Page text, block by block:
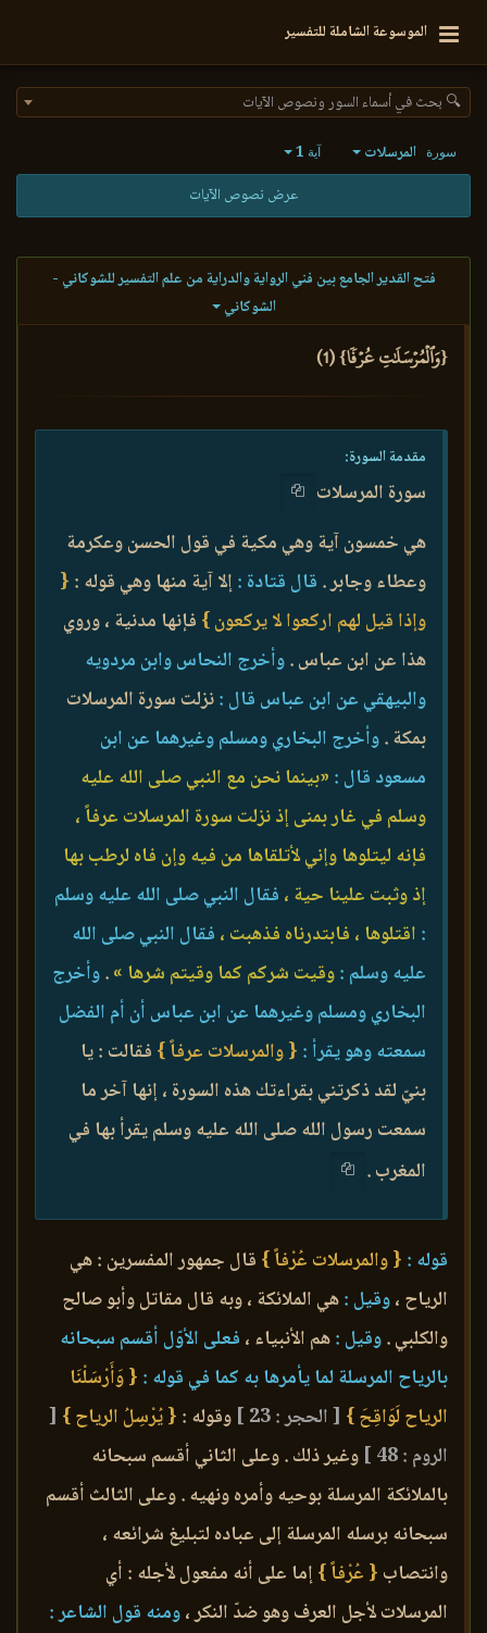
الموسوعة الشاملة للتفسير
🔍 بحث في أسماء السور ونصوص الآيات
سورة المرسلات آية 1
عرض نصوص الآيات
فتح القدير الجامع بين فني الرواية والدراية من علم التفسير للشوكاني -
الشوكاني
{وَٱلۡمُرۡسَلَٰتِ عُرۡفٗا} (1)
مقدمة السورة:
سورة المرسلات
هي خمسون آية وهي مكية في قول الحسن وعكرمة
وعطاء وجابر . قال قتادة :إلا آية منها وهي قوله : {
وإذا قيل لهم اركعوا لا يركعون } فإنها مدنية ، وروي
هذا عن ابن عباس .وأخرج النحاس وابن مردويه
والبيهقي عن ابن عباس قال :نزلت سورة المرسلات
بمكة .وأخرج البخاري ومسلم وغيرهما عن ابن
مسعود قال : «بينما نحن مع النبي صلى الله عليه
وسلم في غار بمنى إذ نزلت سورة المرسلات عرفاً ،
فإنه ليتلوها وإني لأتلقاها من فيه وإن فاه لرطب بها
إذ وثبت علينا حية ، فقال النبي صلى الله عليه وسلم
: اقتلوها ، فابتدرناه فذهبت ، فقال النبي صلى الله
عليه وسلم :وقيت شركم كما وقيتم شرها ».وأخرج
البخاري ومسلم وغيرهما عن ابن عباس أن أم الفضل
سمعته وهو يقرأ : { والمرسلات عرفاً } فقالت : يا
بنيّ لقد ذكرتني بقراءتك هذه السورة ، إنها آخر ما
سمعت رسول الله صلى الله عليه وسلم يقرأ بها في
المغرب .
قوله : { والمرسلات عُرْفاً } قال جمهور المفسرين : هي
الرياح ،وقيل :هي الملائكة ، وبه قال مقاتل وأبو صالح
والكلبي .وقيل :هم الأنبياء ، فعلى الأوّل أقسم سبحانه
بالرياح المرسلة لما يأمرها به كما في قوله : { وَأَرْسَلْنَا
الرياح لَوَاقِحَ } [ الحجر : 23 ] وقوله : { يُرْسِلُ الرياح } [
الروم : 48 ]
وغير ذلك . وعلى الثاني أقسم سبحانه
بالملائكة المرسلة بوحيه وأمره ونهيه . وعلى الثالث أقسم
سبحانه برسله المرسلة إلى عباده لتبليغ شرائعه ،
وانتصاب { عُرْفاً }إما على أنه مفعول لأجله : أي
المرسلات لأجل العرف وهو ضدّ النكر ،ومنه قول الشاعر :